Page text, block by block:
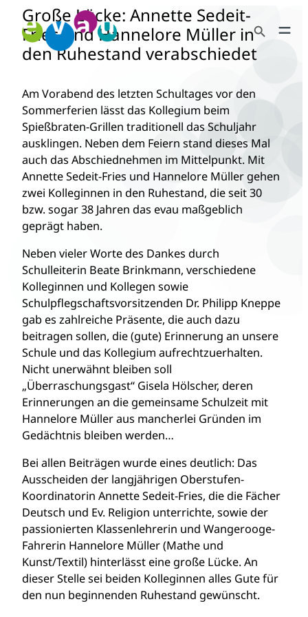
Zum
Inhalt
springen
Search Button
Große Lücke: Annette Sedeit-
Fries und Hannelore Müller in
den Ruhestand verabschiedet
Am Vorabend des letzten Schultages vor den
Sommerferien lässt das Kollegium beim
Spießbraten-Grillen traditionell das Schuljahr
ausklingen. Neben dem Feiern stand dieses Mal
auch das Abschiednehmen im Mittelpunkt. Mit
Annette Sedeit-Fries und Hannelore Müller gehen
zwei Kolleginnen in den Ruhestand, die seit 30
bzw. sogar 38 Jahren das evau maßgeblich
geprägt haben.
Neben vieler Worte des Dankes durch
Schulleiterin Beate Brinkmann, verschiedene
Kolleginnen und Kollegen sowie
Schulpflegschaftsvorsitzenden Dr. Philipp Kneppe
gab es zahlreiche Präsente, die auch dazu
beitragen sollen, die (gute) Erinnerung an unsere
Schule und das Kollegium aufrechtzuerhalten.
Nicht unerwähnt bleiben soll
„Überraschungsgast“ Gisela Hölscher, deren
Erinnerungen an die gemeinsame Schulzeit mit
Hannelore Müller aus mancherlei Gründen im
Gedächtnis bleiben werden…
Bei allen Beiträgen wurde eines deutlich: Das
Ausscheiden der langjährigen Oberstufen-
Koordinatorin Annette Sedeit-Fries, die die Fächer
Deutsch und Ev. Religion unterrichte, sowie der
passionierten Klassenlehrerin und Wangerooge-
Fahrerin Hannelore Müller (Mathe und
Kunst/Textil) hinterlässt eine große Lücke. An
dieser Stelle sei beiden Kolleginnen alles Gute für
den nun beginnenden Ruhestand gewünscht.